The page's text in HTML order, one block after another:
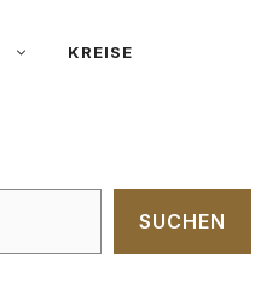
KREISE
SUCHEN